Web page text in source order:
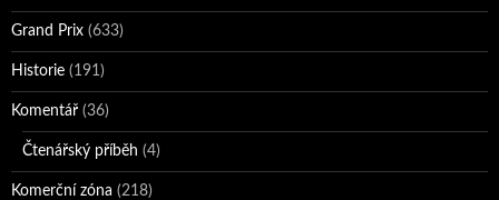
Grand Prix (633)
Historie (191)
Komentář (36)
Čtenářský příběh (4)
Komerční zóna (218)